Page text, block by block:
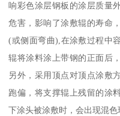
响彩色涂层钢板的涂层质量
危害，影响了涂敷辊的寿命
(或侧面弯曲),在涂敷过程中
辊将涂料涂上带钢的正面后
另外，采用顶点对顶点涂敷
跑偏，将支撑辊上残留的涂
下涂头被涂敷时，会出现混色